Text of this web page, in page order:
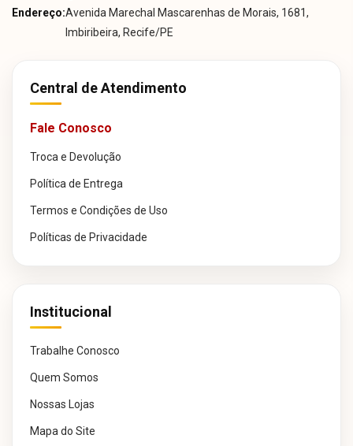
Endereço:Avenida Marechal Mascarenhas de Morais, 1681,
Imbiribeira, Recife/PE
Central de Atendimento
Fale Conosco
Troca e Devolução
Política de Entrega
Termos e Condições de Uso
Políticas de Privacidade
Institucional
Trabalhe Conosco
Quem Somos
Nossas Lojas
Mapa do Site